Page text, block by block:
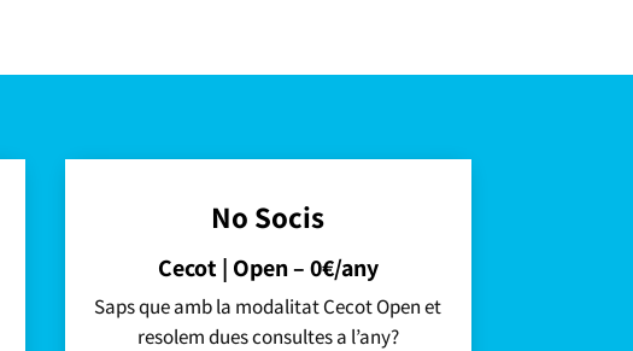
No Socis
Cecot | Open – 0€/any
Saps que amb la modalitat Cecot Open et
resolem dues consultes a l’any?